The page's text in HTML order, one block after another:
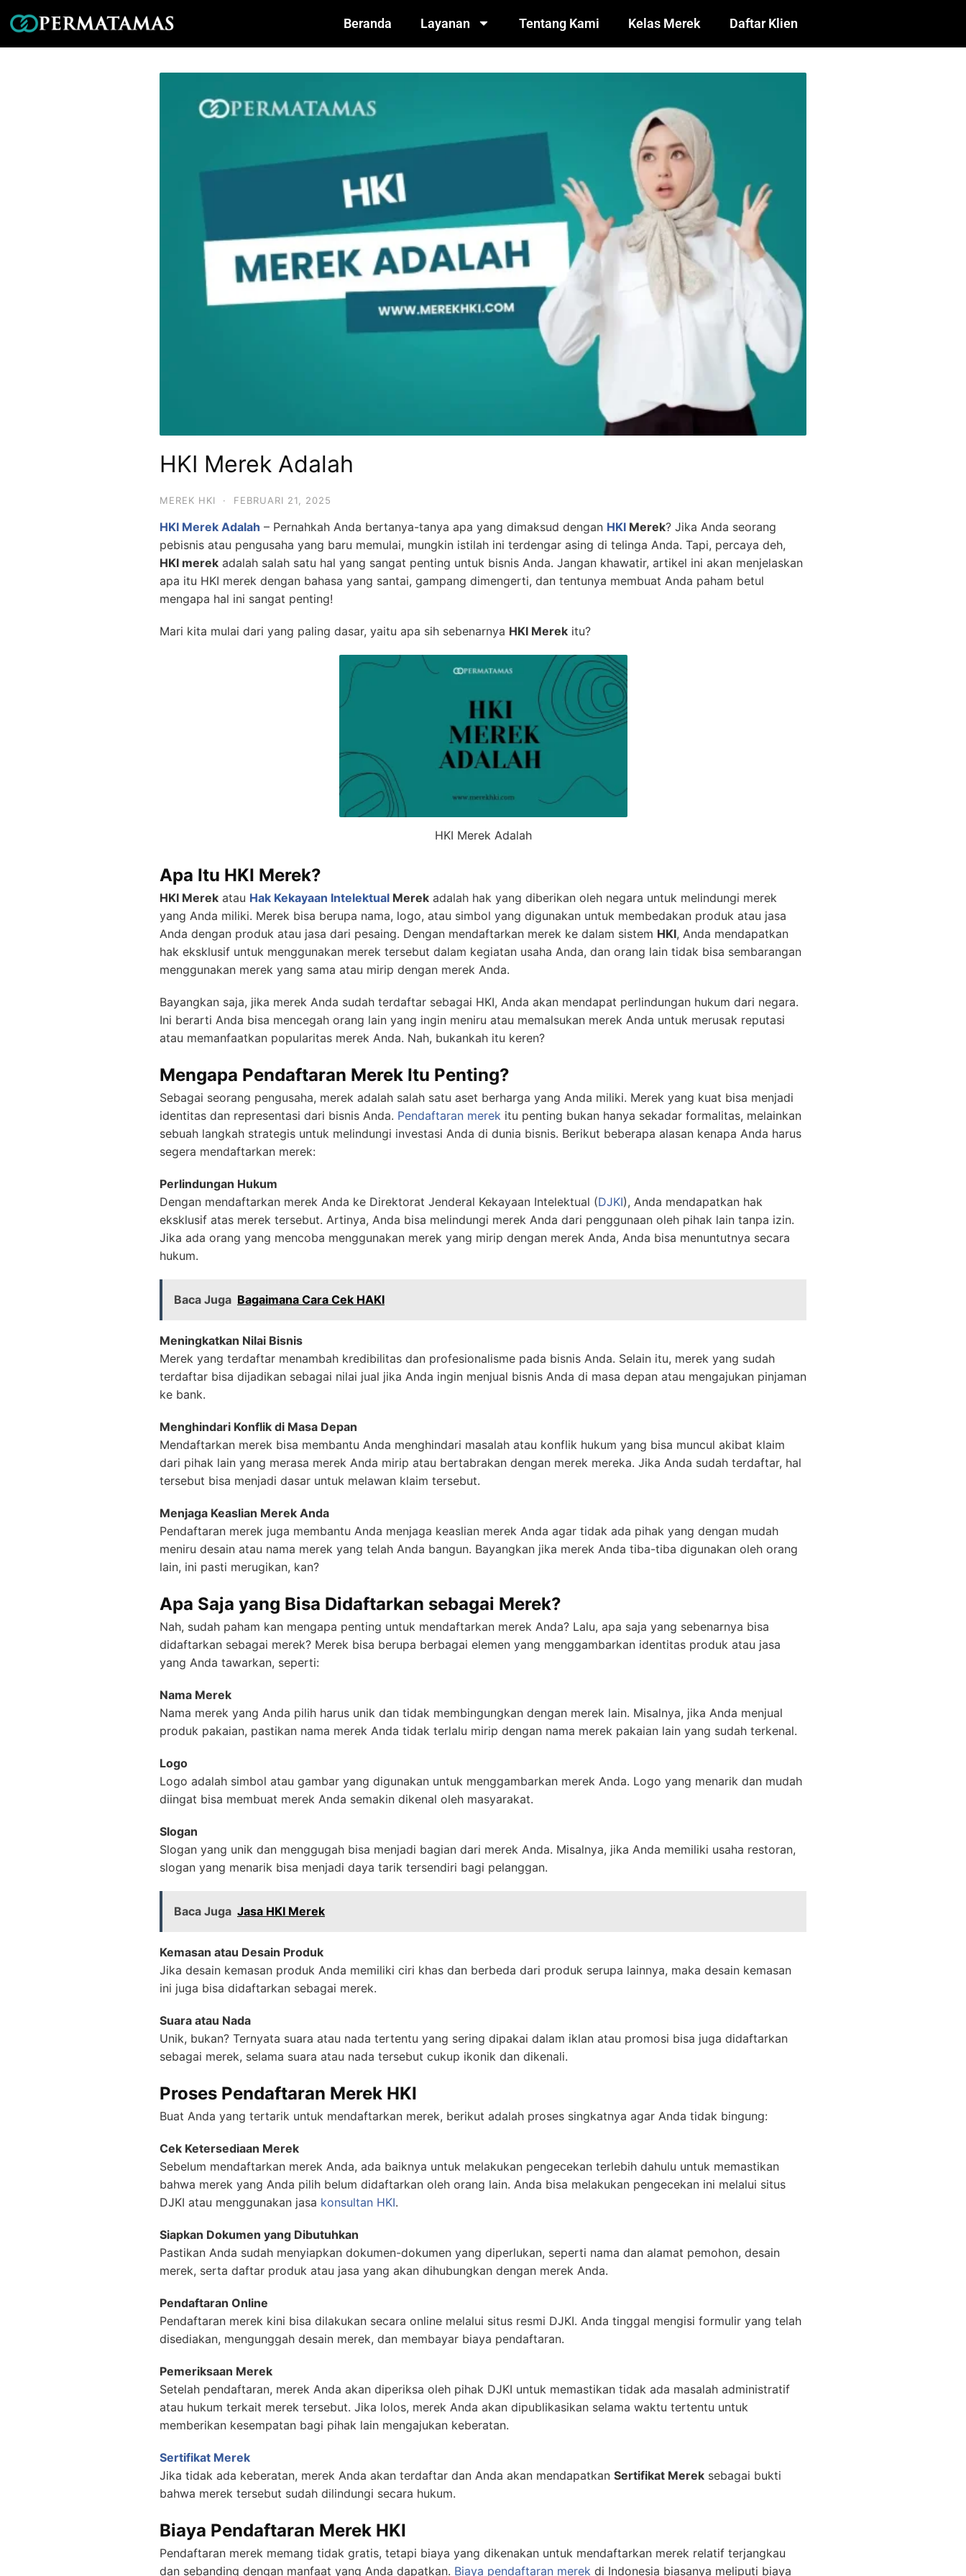
Beranda Layanan Tentang Kami Kelas Merek Daftar Klien
HKI Merek Adalah
MEREK HKI · FEBRUARI 21, 2025
HKI Merek Adalah – Pernahkah Anda bertanya-tanya apa yang dimaksud dengan HKI Merek? Jika Anda seorang
pebisnis atau pengusaha yang baru memulai, mungkin istilah ini terdengar asing di telinga Anda. Tapi, percaya deh,
HKI merek adalah salah satu hal yang sangat penting untuk bisnis Anda. Jangan khawatir, artikel ini akan menjelaskan
apa itu HKI merek dengan bahasa yang santai, gampang dimengerti, dan tentunya membuat Anda paham betul
mengapa hal ini sangat penting!
Mari kita mulai dari yang paling dasar, yaitu apa sih sebenarnya HKI Merek itu?
HKI Merek Adalah
Apa Itu HKI Merek?
HKI Merek atau Hak Kekayaan Intelektual Merek adalah hak yang diberikan oleh negara untuk melindungi merek
yang Anda miliki. Merek bisa berupa nama, logo, atau simbol yang digunakan untuk membedakan produk atau jasa
Anda dengan produk atau jasa dari pesaing. Dengan mendaftarkan merek ke dalam sistem HKI, Anda mendapatkan
hak eksklusif untuk menggunakan merek tersebut dalam kegiatan usaha Anda, dan orang lain tidak bisa sembarangan
menggunakan merek yang sama atau mirip dengan merek Anda.
Bayangkan saja, jika merek Anda sudah terdaftar sebagai HKI, Anda akan mendapat perlindungan hukum dari negara.
Ini berarti Anda bisa mencegah orang lain yang ingin meniru atau memalsukan merek Anda untuk merusak reputasi
atau memanfaatkan popularitas merek Anda. Nah, bukankah itu keren?
Mengapa Pendaftaran Merek Itu Penting?
Sebagai seorang pengusaha, merek adalah salah satu aset berharga yang Anda miliki. Merek yang kuat bisa menjadi
identitas dan representasi dari bisnis Anda. Pendaftaran merek itu penting bukan hanya sekadar formalitas, melainkan
sebuah langkah strategis untuk melindungi investasi Anda di dunia bisnis. Berikut beberapa alasan kenapa Anda harus
segera mendaftarkan merek:
Perlindungan Hukum
Dengan mendaftarkan merek Anda ke Direktorat Jenderal Kekayaan Intelektual (DJKI), Anda mendapatkan hak
eksklusif atas merek tersebut. Artinya, Anda bisa melindungi merek Anda dari penggunaan oleh pihak lain tanpa izin.
Jika ada orang yang mencoba menggunakan merek yang mirip dengan merek Anda, Anda bisa menuntutnya secara
hukum.
Baca Juga Bagaimana Cara Cek HAKI
Meningkatkan Nilai Bisnis
Merek yang terdaftar menambah kredibilitas dan profesionalisme pada bisnis Anda. Selain itu, merek yang sudah
terdaftar bisa dijadikan sebagai nilai jual jika Anda ingin menjual bisnis Anda di masa depan atau mengajukan pinjaman
ke bank.
Menghindari Konflik di Masa Depan
Mendaftarkan merek bisa membantu Anda menghindari masalah atau konflik hukum yang bisa muncul akibat klaim
dari pihak lain yang merasa merek Anda mirip atau bertabrakan dengan merek mereka. Jika Anda sudah terdaftar, hal
tersebut bisa menjadi dasar untuk melawan klaim tersebut.
Menjaga Keaslian Merek Anda
Pendaftaran merek juga membantu Anda menjaga keaslian merek Anda agar tidak ada pihak yang dengan mudah
meniru desain atau nama merek yang telah Anda bangun. Bayangkan jika merek Anda tiba-tiba digunakan oleh orang
lain, ini pasti merugikan, kan?
Apa Saja yang Bisa Didaftarkan sebagai Merek?
Nah, sudah paham kan mengapa penting untuk mendaftarkan merek Anda? Lalu, apa saja yang sebenarnya bisa
didaftarkan sebagai merek? Merek bisa berupa berbagai elemen yang menggambarkan identitas produk atau jasa
yang Anda tawarkan, seperti:
Nama Merek
Nama merek yang Anda pilih harus unik dan tidak membingungkan dengan merek lain. Misalnya, jika Anda menjual
produk pakaian, pastikan nama merek Anda tidak terlalu mirip dengan nama merek pakaian lain yang sudah terkenal.
Logo
Logo adalah simbol atau gambar yang digunakan untuk menggambarkan merek Anda. Logo yang menarik dan mudah
diingat bisa membuat merek Anda semakin dikenal oleh masyarakat.
Slogan
Slogan yang unik dan menggugah bisa menjadi bagian dari merek Anda. Misalnya, jika Anda memiliki usaha restoran,
slogan yang menarik bisa menjadi daya tarik tersendiri bagi pelanggan.
Baca Juga Jasa HKI Merek
Kemasan atau Desain Produk
Jika desain kemasan produk Anda memiliki ciri khas dan berbeda dari produk serupa lainnya, maka desain kemasan
ini juga bisa didaftarkan sebagai merek.
Suara atau Nada
Unik, bukan? Ternyata suara atau nada tertentu yang sering dipakai dalam iklan atau promosi bisa juga didaftarkan
sebagai merek, selama suara atau nada tersebut cukup ikonik dan dikenali.
Proses Pendaftaran Merek HKI
Buat Anda yang tertarik untuk mendaftarkan merek, berikut adalah proses singkatnya agar Anda tidak bingung:
Cek Ketersediaan Merek
Sebelum mendaftarkan merek Anda, ada baiknya untuk melakukan pengecekan terlebih dahulu untuk memastikan
bahwa merek yang Anda pilih belum didaftarkan oleh orang lain. Anda bisa melakukan pengecekan ini melalui situs
DJKI atau menggunakan jasa konsultan HKI.
Siapkan Dokumen yang Dibutuhkan
Pastikan Anda sudah menyiapkan dokumen-dokumen yang diperlukan, seperti nama dan alamat pemohon, desain
merek, serta daftar produk atau jasa yang akan dihubungkan dengan merek Anda.
Pendaftaran Online
Pendaftaran merek kini bisa dilakukan secara online melalui situs resmi DJKI. Anda tinggal mengisi formulir yang telah
disediakan, mengunggah desain merek, dan membayar biaya pendaftaran.
Pemeriksaan Merek
Setelah pendaftaran, merek Anda akan diperiksa oleh pihak DJKI untuk memastikan tidak ada masalah administratif
atau hukum terkait merek tersebut. Jika lolos, merek Anda akan dipublikasikan selama waktu tertentu untuk
memberikan kesempatan bagi pihak lain mengajukan keberatan.
Sertifikat Merek
Jika tidak ada keberatan, merek Anda akan terdaftar dan Anda akan mendapatkan Sertifikat Merek sebagai bukti
bahwa merek tersebut sudah dilindungi secara hukum.
Biaya Pendaftaran Merek HKI
Pendaftaran merek memang tidak gratis, tetapi biaya yang dikenakan untuk mendaftarkan merek relatif terjangkau
dan sebanding dengan manfaat yang Anda dapatkan. Biaya pendaftaran merek di Indonesia biasanya meliputi biaya